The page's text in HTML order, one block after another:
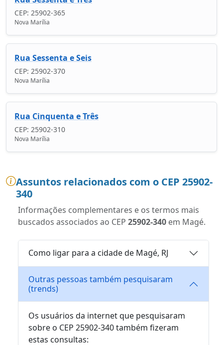
CEP: 25902-365
Nova Marília
Rua Sessenta e Seis
CEP: 25902-370
Nova Marília
Rua Cinquenta e Três
CEP: 25902-310
Nova Marília
Assuntos relacionados com o CEP 25902-
340
Informações complementares e os termos mais
buscados associados ao CEP 25902-340 em Magé.
Como ligar para a cidade de Magé, RJ
Outras pessoas também pesquisaram
(trends)
Os usuários da internet que pesquisaram
sobre o CEP 25902-340 também fizeram
estas consultas: